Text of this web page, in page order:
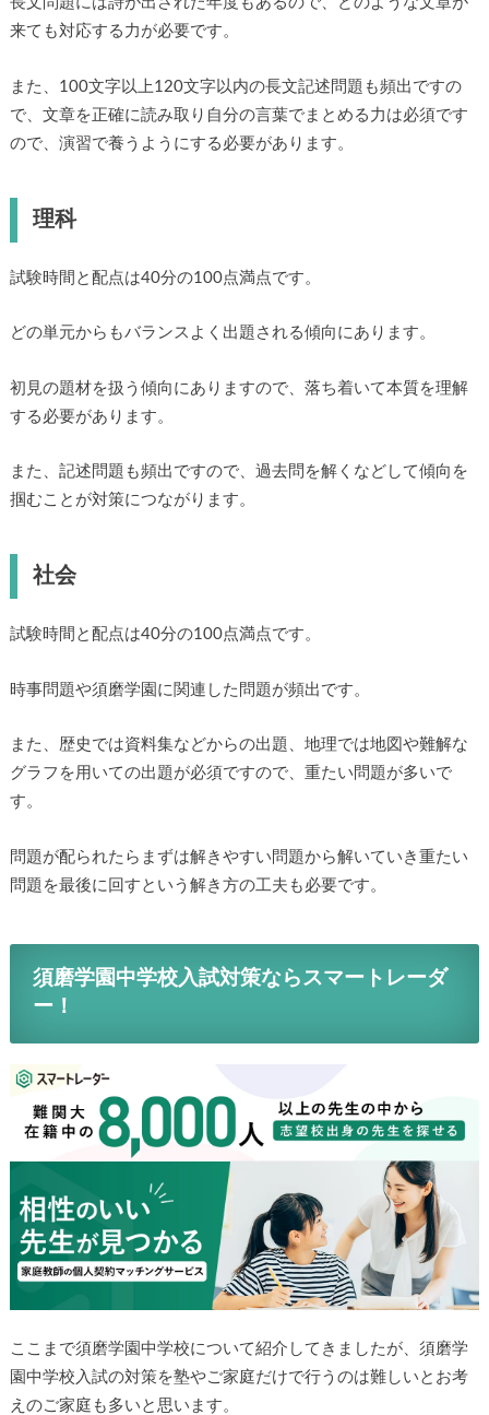
来ても対応する力が必要です。
また、100文字以上120文字以内の長文記述問題も頻出ですの
で、文章を正確に読み取り自分の言葉でまとめる力は必須です
ので、演習で養うようにする必要があります。
理科
試験時間と配点は40分の100点満点です。
どの単元からもバランスよく出題される傾向にあります。
初見の題材を扱う傾向にありますので、落ち着いて本質を理解
する必要があります。
また、記述問題も頻出ですので、過去問を解くなどして傾向を
掴むことが対策につながります。
社会
試験時間と配点は40分の100点満点です。
時事問題や須磨学園に関連した問題が頻出です。
また、歴史では資料集などからの出題、地理では地図や難解な
グラフを用いての出題が必須ですので、重たい問題が多いで
す。
問題が配られたらまずは解きやすい問題から解いていき重たい
問題を最後に回すという解き方の工夫も必要です。
須磨学園中学校入試対策ならスマートレーダ
ー！
ここまで須磨学園中学校について紹介してきましたが、須磨学
園中学校入試の対策を塾やご家庭だけで行うのは難しいとお考
えのご家庭も多いと思います。